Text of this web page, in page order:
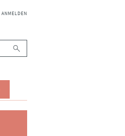
NAVIGATION
ANMELDEN